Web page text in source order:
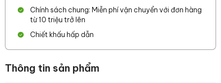
Chính sách chung: Miễn phí vận chuyển với đơn hàng
từ 10 triệu trở lên
Chiết khấu hấp dẫn
Thông tin sản phẩm